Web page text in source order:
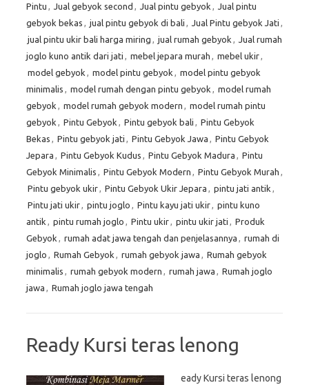
Pintu , Jual gebyok second , Jual pintu gebyok , Jual pintu
gebyok bekas , jual pintu gebyok di bali , Jual Pintu gebyok Jati ,
jual pintu ukir bali harga miring , jual rumah gebyok , Jual rumah
joglo kuno antik dari jati , mebel jepara murah , mebel ukir,
model gebyok , model pintu gebyok , model pintu gebyok
minimalis , model rumah dengan pintu gebyok , model rumah
gebyok , model rumah gebyok modern , model rumah pintu
gebyok , Pintu Gebyok , Pintu gebyok bali , Pintu Gebyok
Bekas , Pintu gebyok jati , Pintu Gebyok Jawa , Pintu Gebyok
Jepara , Pintu Gebyok Kudus , Pintu Gebyok Madura , Pintu
Gebyok Minimalis , Pintu Gebyok Modern , Pintu Gebyok Murah ,
Pintu gebyok ukir, Pintu Gebyok Ukir Jepara , pintu jati antik ,
Pintu jati ukir, pintu joglo , Pintu kayu jati ukir, pintu kuno
antik , pintu rumah joglo , Pintu ukir, pintu ukir jati , Produk
Gebyok , rumah adat jawa tengah dan penjelasannya , rumah di
joglo , Rumah Gebyok , rumah gebyok jawa , Rumah gebyok
minimalis , rumah gebyok modern , rumah jawa , Rumah joglo
jawa , Rumah joglo jawa tengah
Ready Kursi teras lenong
eady Kursi teras lenong